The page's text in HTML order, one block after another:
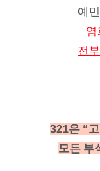
예
염
전
321은 “
모든 부